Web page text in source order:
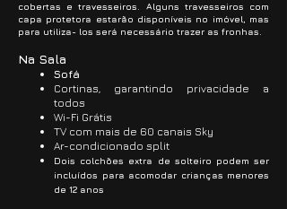
cobertas e travesseiros. Alguns travesseiros com
capa protetora estarão disponíveis no imóvel, mas
para utiliza- los será necessário trazer as fronhas.
Na Sala
Sofá
Cortinas, garantindo privacidade a
todos
Wi-Fi Grátis
TV com mais de 60 canais Sky
Ar-condicionado split
Dois colchões extra de solteiro podem ser
incluídos para acomodar crianças menores
de 12 anos